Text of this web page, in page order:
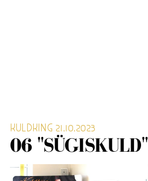
KULDKING 21.10.2023
06 "SÜGISKULD"